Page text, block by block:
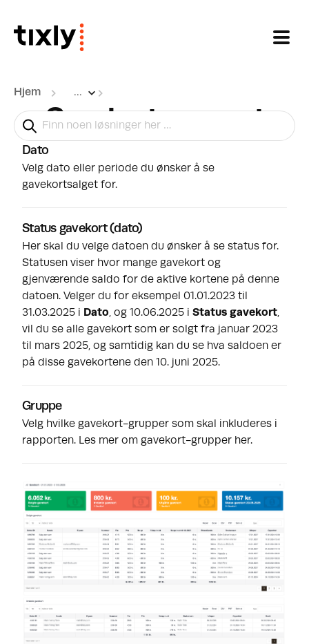
Hjem ...
Gavekort-rapport
Ønsker du å ta ut en rapport for gavekort, gå til
Rapporter > Gavekort
Dato
Velg dato eller periode du ønsker å se
gavekortsalget for.
Status gavekort (dato)
Her skal du velge datoen du ønsker å se status for.
Statusen viser hvor mange gavekort og
gjenværende saldo for de aktive kortene på denne
datoen. Velger du for eksempel 01.01.2023 til
31.03.2025 i Dato, og 10.06.2025 i Status gavekort,
vil du se alle gavekort som er solgt fra januar 2023
til mars 2025, og samtidig kan du se hva saldoen er
på disse gavekortene den 10. juni 2025.
Gruppe
Velg hvilke gavekort-grupper som skal inkluderes i
rapporten. Les mer om gavekort-grupper her.